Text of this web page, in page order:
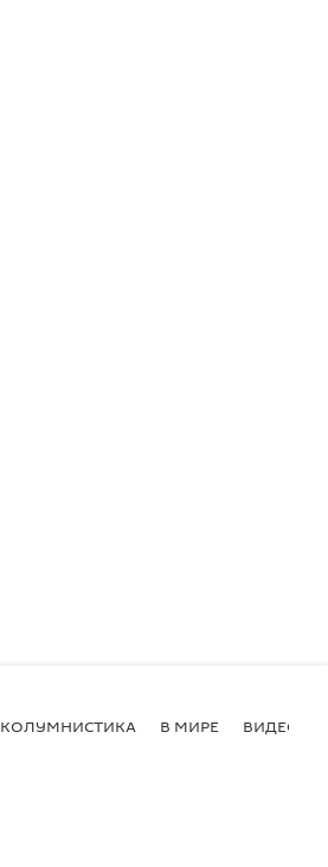
КОЛУМНИСТИКА В МИРЕ ВИДЕО